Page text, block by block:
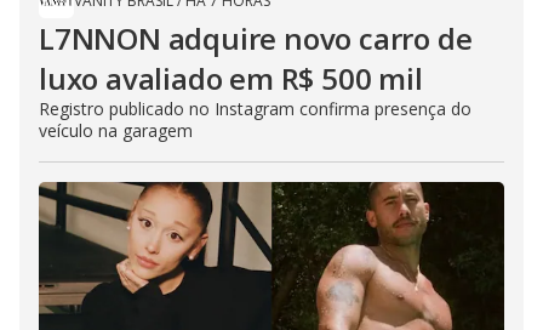
L7NNON adquire novo carro de
luxo avaliado em R$ 500 mil
Registro publicado no Instagram confirma presença do
veículo na garagem